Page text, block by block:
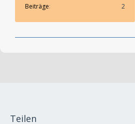
Beiträge
2
Teilen